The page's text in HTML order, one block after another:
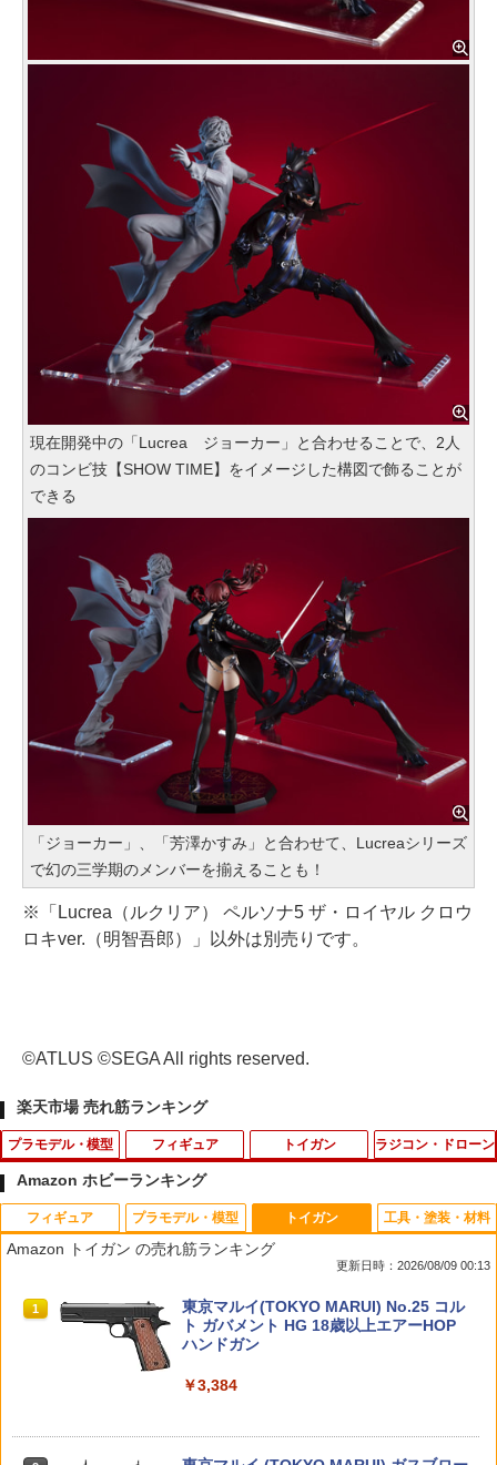
現在開発中の「Lucrea ジョーカー」と合わせることで、2人
のコンビ技【SHOW TIME】をイメージした構図で飾ることが
できる
「ジョーカー」、「芳澤かすみ」と合わせて、Lucreaシリーズ
で幻の三学期のメンバーを揃えることも！
※「Lucrea（ルクリア） ペルソナ5 ザ・ロイヤル クロウ
ロキver.（明智吾郎）」以外は別売りです。
©ATLUS ©SEGA All rights reserved.
楽天市場 売れ筋ランキング
プラモデル・模型
1 特捜最前線DVDコレクション 第40号
ENTRY GRADE 1/144 『新機動戦記ガン
フィギュア
1
【SALE／20%OFF】SNIDEL 【Chacot
t】コラボリボンキャップ スナイデル イ
ンテリア・生活雑貨 おもちゃ・ゲーム・
【送料無料】
￥5,984
トイガン
1
SHENKEL シェンケル カモフラージュテ
ープ 迷彩テープ 5色×1巻セット 伸縮 長
4.5m 幅5cm 迷彩 5個入り サバゲー カメ
￥1,401
ラジコン・ドローン
1
タミヤ OP.2100 タミヤ ブラシレス セン
サーコード ソフトタイプ (9cm)【2210
￥528
タミヤ GP.420 ニッケル水素電池ネオチ
Amazon ホビーランキング
フィギュア
1
TAMASHII NATIONS S.H.フィギュアー
ツ（真骨彫製法） 仮面ライダーBLACK
RX 約150mm PVC&ABS&布製 塗装済み
プラモデル・模型
1
BANDAI SPIRITS(バンダイ スピリッツ)
30MS SIS-J00 メルンジャ[カラーA] 色
分け済みプラモデル
￥4,200
トイガン
Amazon トイガン の売れ筋ランキング
更新日時：2026/08/09 00:13
1
東京マルイ(TOKYO MARUI) No.25 コル
ト ガバメント HG 18歳以上エアーHOP
ハンドガン
￥3,384
工具・塗装・材料